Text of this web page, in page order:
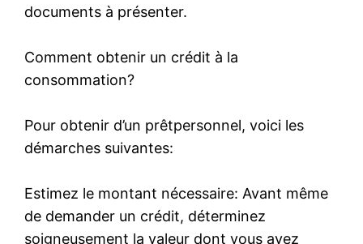
documents à présenter.
Comment obtenir un crédit à la
consommation?
Pour obtenir d’un prêtpersonnel, voici les
démarches suivantes:
Estimez le montant nécessaire: Avant même
de demander un crédit, déterminez
soigneusement la valeur dont vous avez